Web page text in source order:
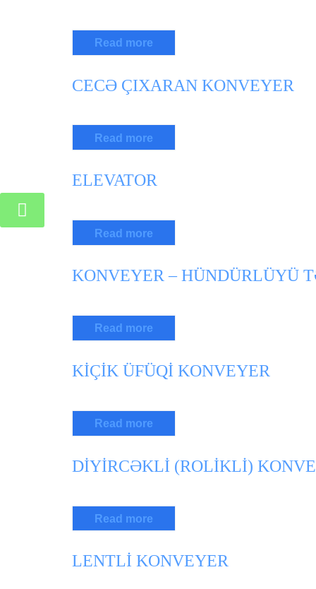
Read more
CECƏ ÇIXARAN KONVEYER
Read more
ELEVATOR
Read more
KONVEYER – HÜNDÜRLÜYÜ
Read more
KİÇİK ÜFÜQİ KONVEYER
Read more
DİYİRCƏKLİ (ROLİKLİ)
Read more
LENTLİ KONVEYER